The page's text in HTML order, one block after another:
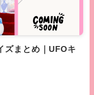
ズまとめ｜UFOキ